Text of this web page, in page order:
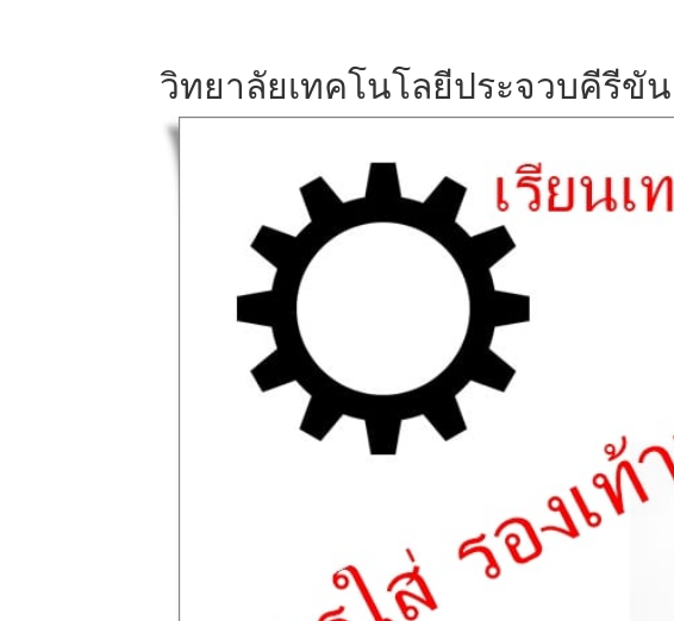
วิทยาลัยเทคโนโลยีประจวบคีรีขั